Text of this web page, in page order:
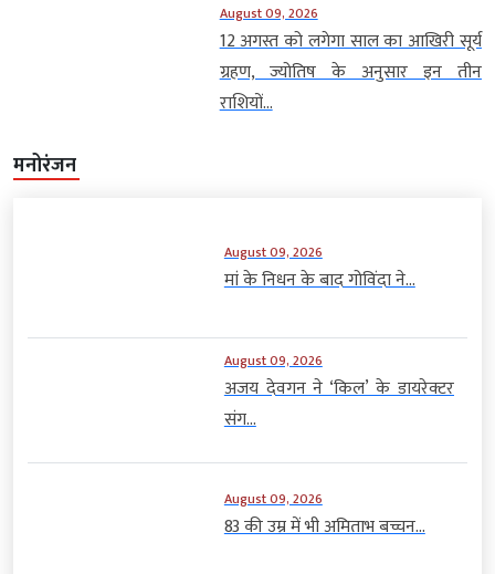
August 09, 2026
12 अगस्त को लगेगा साल का आखिरी सूर्य
ग्रहण, ज्योतिष के अनुसार इन तीन
राशियों...
मनोरंजन
August 09, 2026
मां के निधन के बाद गोविंदा ने...
August 09, 2026
अजय देवगन ने ‘किल’ के डायरेक्टर
संग...
August 09, 2026
83 की उम्र में भी अमिताभ बच्चन...